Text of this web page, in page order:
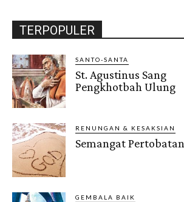
TERPOPULER
SANTO-SANTA
St. Agustinus Sang
Pengkhotbah Ulung
RENUNGAN & KESAKSIAN
Semangat Pertobatan
GEMBALA BAIK